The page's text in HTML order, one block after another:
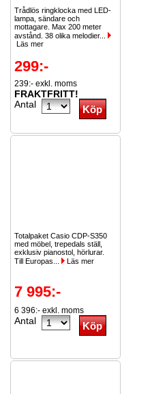
Trådlös ringklocka med LED-
lampa, sändare och
mottagare. Max 200 meter
avstånd. 38 olika melodier...
Läs mer
299:-
239:- exkl. moms
FRAKTFRITT!
Antal
Totalpaket Casio CDP-S350
med möbel, trepedals ställ,
exklusiv pianostol, hörlurar.
Till Europas...
Läs mer
7 995:-
6 396:- exkl. moms
Antal